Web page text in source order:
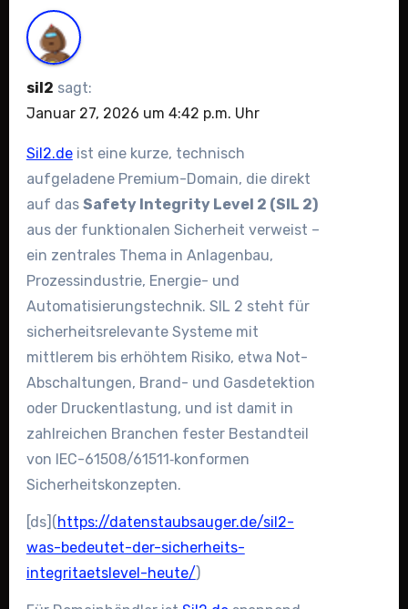
sil2 sagt:
Januar 27, 2026 um 4:42 p.m. Uhr
Sil2.deist eine kurze, technisch
aufgeladene Premium-Domain, die direkt
auf das Safety Integrity Level 2 (SIL 2)
aus der funktionalen Sicherheit verweist –
ein zentrales Thema in Anlagenbau,
Prozessindustrie, Energie- und
Automatisierungstechnik. SIL 2 steht für
sicherheitsrelevante Systeme mit
mittlerem bis erhöhtem Risiko, etwa Not-
Abschaltungen, Brand- und Gasdetektion
oder Druckentlastung, und ist damit in
zahlreichen Branchen fester Bestandteil
von IEC-61508/61511‑konformen
Sicherheitskonzepten.
[ds](https://datenstaubsauger.de/sil2-
was-bedeutet-der-sicherheits-
integritaetslevel-heute/)